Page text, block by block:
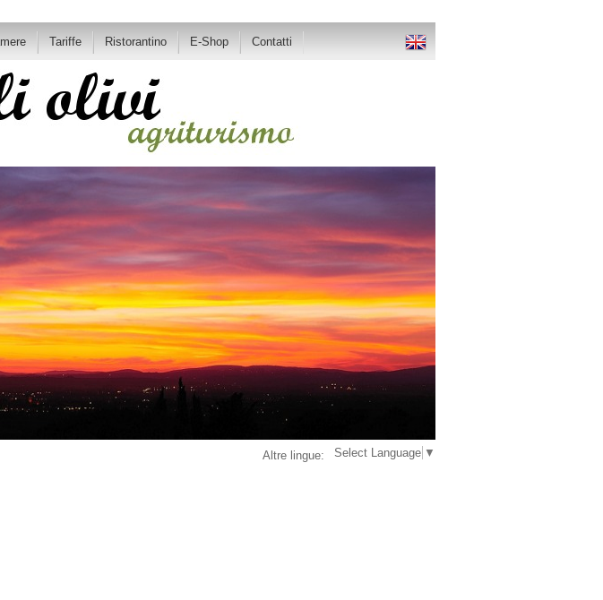
Tariffe Ristorantino E-Shop Contatti
Select Language ▼
Altre lingue: